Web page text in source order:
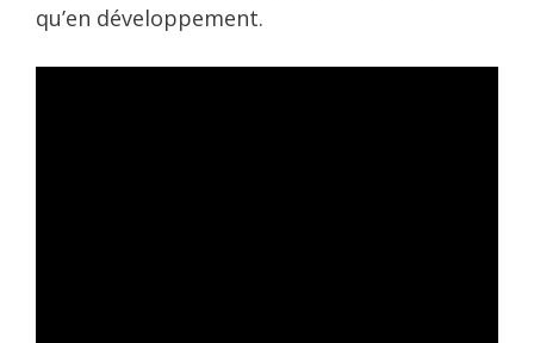
qu’en développement.